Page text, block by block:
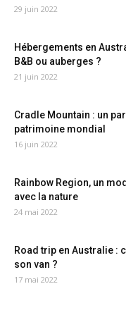
29 juin 2022
Hébergements en
B&B ou auberges ?
21 juin 2022
Cradle Mountain : un
patrimoine mondial
16 juin 2022
Rainbow Region, un
avec la nature
24 mai 2022
Road trip en Australie :
son van ?
17 mai 2022